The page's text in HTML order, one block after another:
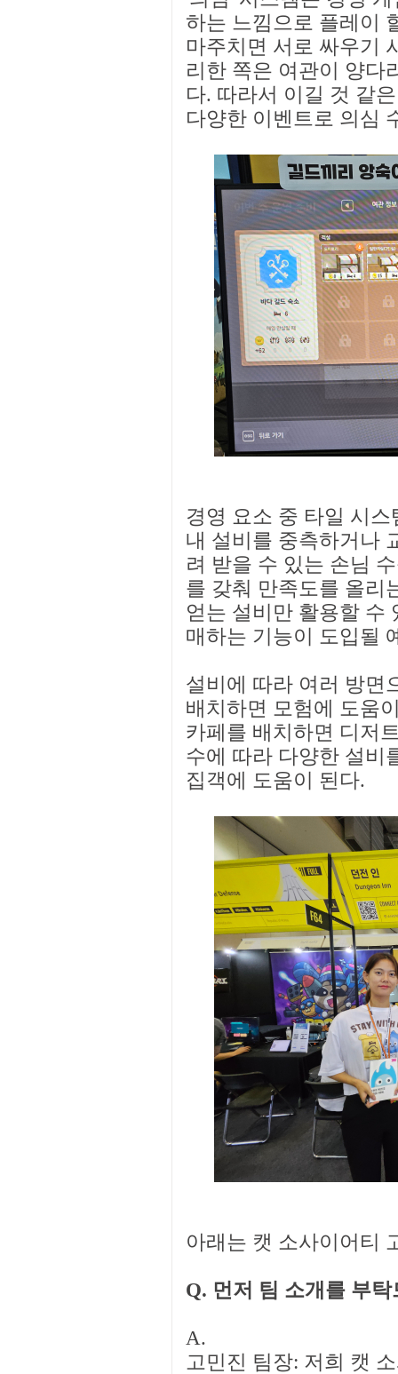
하는 느낌으로 플레이
마주치면 서로 싸우기
리한 쪽은 여관이 양다
다. 따라서 이길 것 같
다양한 이벤트로 의심
경영 요소 중 타일 시
내 설비를 중측하거나
려 받을 수 있는 손님
를 갖춰 만족도를 올리
얻는 설비만 활용할 수
매하는 기능이 도입될
설비에 따라 여러 방면
배치하면 모험에 도움
카페를 배치하면 디저
수에 따라 다양한 설비
집객에 도움이 된다.
아래는 캣 소사이어티
Q. 먼저 팀 소개를 부탁
A.
고민진 팀장: 저희 캣